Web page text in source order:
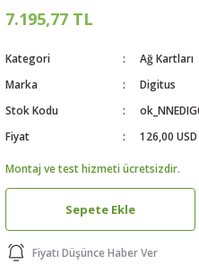
7.195,77 TL
Kategori
Ağ Kartları
Marka
Digitus
Stok Kodu
Fiyat
126,00
Montaj ve test hizmeti ücretsizdir.
Sepete Ekle
Fiyatı Düşünce Haber Ver